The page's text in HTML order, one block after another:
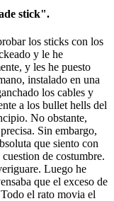
stick".
los sticks con los
y le he
y les he puesto
instalado en una
los cables y
a los bullet hells del
No obstante,
Sin embargo,
que siento con
de costumbre.
Luego he
que el exceso de
el rato movia el